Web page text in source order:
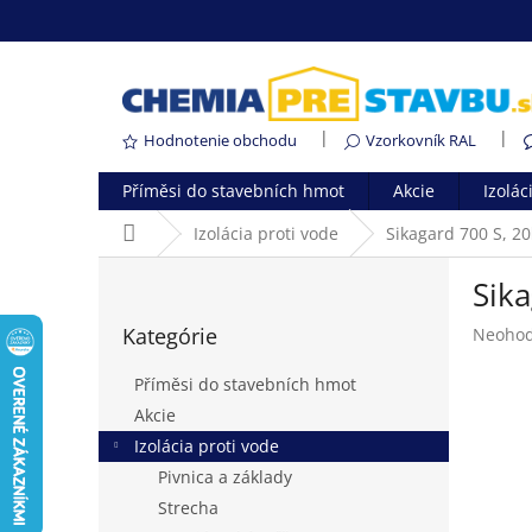
Hodnotenie obchodu Vzorkovník RAL
Příměsi do stavebních hmot Akcie
DomovIzolácia proti vode Sikagard 700 S,
a
kategórie
Kategórie
Příměsi do stavebních hmot
Akcie
Izolácia proti vode
Pivnica a základy
Strecha